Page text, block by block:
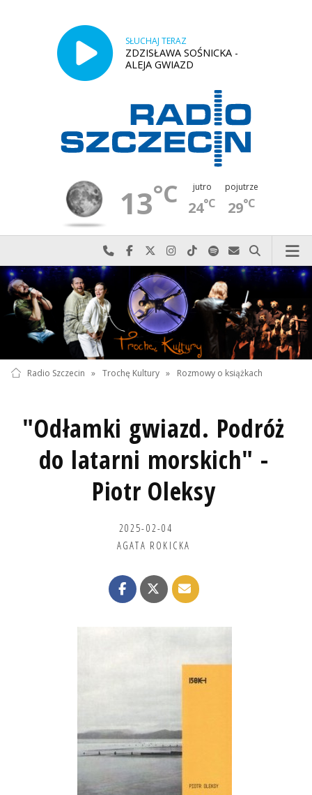
SŁUCHAJ TERAZ
ZDZISŁAWA SOŚNICKA -
ALEJA GWIAZD
13°C jutro
24°C
pojutrze
29°C
Najlepiej po prostu do nas zadzwoń
Odwiedź nas na Facebook-u
Odwiedź nas na X
Odwiedź nas na Instagram-ie
Odwiedź nas na TikTok-u
Szukaj nas na Spotify
Wyślij do nas
Szukaj
Radio Szczecin » Trochę Kultury » Rozmowy o książkach
"Odłamki gwiazd. Podróż
do latarni morskich" -
Piotr Oleksy
2025-02-04
AGATA ROKICKA